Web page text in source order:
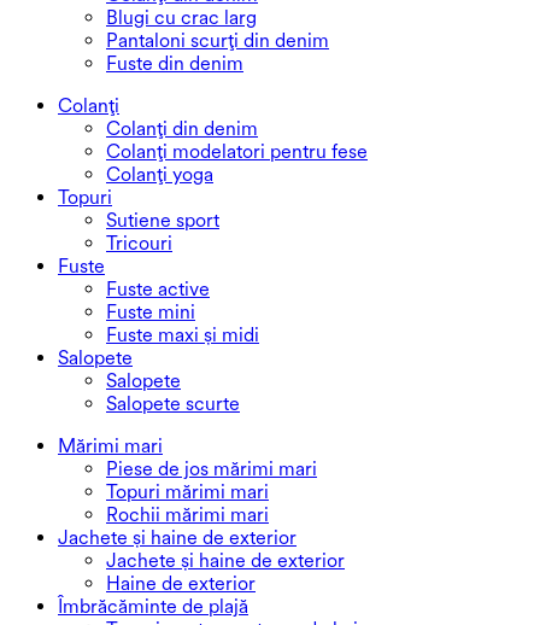
Blugi cu crac larg
Pantaloni scurți din denim
Fuste din denim
Colanți
Colanți din denim
Colanți modelatori pentru fese
Colanți yoga
Topuri
Sutiene sport
Tricouri
Fuste
Fuste active
Fuste mini
Fuste maxi și midi
Salopete
Salopete
Salopete scurte
Mărimi mari
Piese de jos mărimi mari
Topuri mărimi mari
Rochii mărimi mari
Jachete și haine de exterior
Jachete și haine de exterior
Haine de exterior
Îmbrăcăminte de plajă